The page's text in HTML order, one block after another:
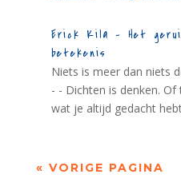
Erick Kila – Het
betekenis
Niets is meer dan niets
- - Dichten is denken.
wat je altijd gedacht
« VORIGE PAGINA